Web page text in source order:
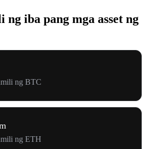
ng iba pang mga asset ng
ng BTC
ng ETH